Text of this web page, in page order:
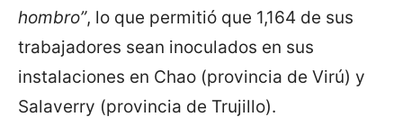
hombro”, lo que permitió que 1,164 de sus
trabajadores sean inoculados en sus
instalaciones en Chao (provincia de Virú) y
Salaverry (provincia de Trujillo).